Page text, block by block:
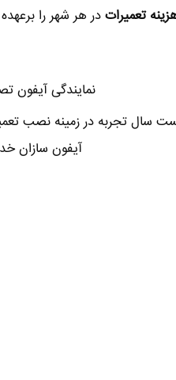
تعمیراتدر هر شهر را
نمایندگی آیفون
سال تجربه در زمینه نصب
آیفون سازان